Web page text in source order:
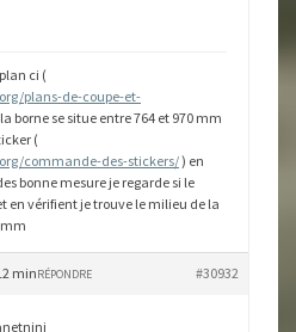
ci (
plans-de-coupe-et-
borne se situe entre 764 et 970 mm
(
commande-des-stickers/) en
bonne mesure je regarde si le
en vérifient je trouve le milieu de la
mm
min #30932
RÉPONDRE